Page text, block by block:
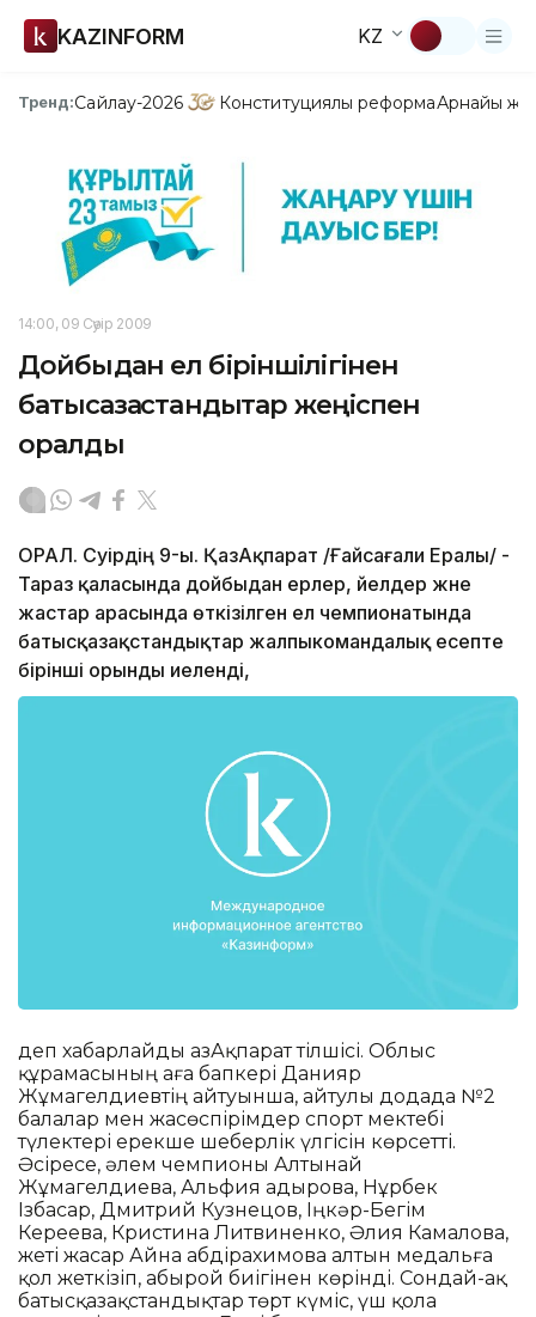
KAZINFORM KZ
Тренд:Сайлау-2026 Конституциялық реформаАрнайы
14:00, 09 Сәуір 2009
Дойбыдан ел біріншілігінен
батысқазақстандықтар жеңіспен
оралды
ОРАЛ. Сәуірдің 9-ы. ҚазАқпарат /Ғайсағали Ералы/ -
Тараз қаласында дойбыдан ерлер, әйелдер және
жастар арасында өткізілген ел чемпионатында
батысқазақстандықтар жалпыкомандалық есепте
бірінші орынды иеленді,
деп хабарлайды ҚазАқпарат тілшісі. Облыс
құрамасының аға бапкері Данияр
Жұмагелдиевтің айтуынша, айтулы додада №2
балалар мен жасөспірімдер спорт мектебі
түлектері ерекше шеберлік үлгісін көрсетті.
Әсіресе, әлем чемпионы Алтынай
Жұмагелдиева, Альфия Қадырова, Нұрбек
Ізбасар, Дмитрий Кузнецов, Іңкәр-Бегім
Кереева, Кристина Литвиненко, Әлия Камалова,
жеті жасар Айна Қабдірахимова алтын медальға
қол жеткізіп, абырой биігінен көрінді. Сондай-ақ
батысқазақстандықтар төрт күміс, үш қола